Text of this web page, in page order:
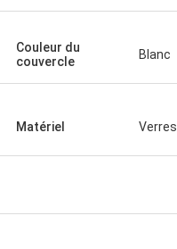
Couleur du
couvercle
Blanc
Matériel Verres